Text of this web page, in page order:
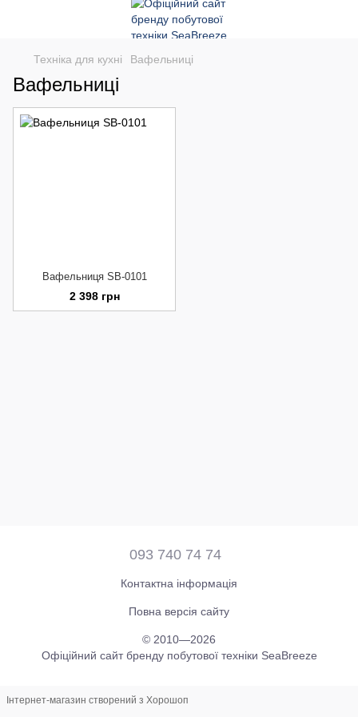
Техніка для кухні Вафельниці
Вафельниці
Вафельниця SB-0101
2 398 грн
093 740 74 74
Контактна інформація
Повна версія сайту
© 2010—2026
Офіційний сайт бренду побутової техніки SeaBreeze
Інтернет-магазин створений з Хорошоп